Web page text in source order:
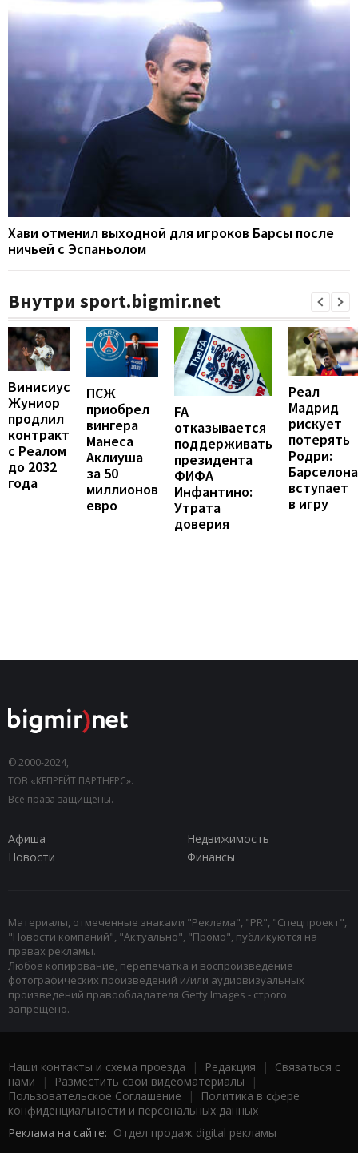
Хави отменил выходной для игроков Барсы после
ничьей с Эспаньолом
Внутри sport.bigmir.net
Винисиус
Жуниор
продлил
контракт
с Реалом
до 2032
года
ПСЖ
приобрел
вингера
Манеса
Аклиуша
за 50
миллионов
евро
FA
отказывается
поддерживать
президента
ФИФА
Инфантино:
Утрата
доверия
Реал
Мадрид
рискует
потерять
Родри:
Барселона
вступает
в игру
© 2000-2024,
ТОВ «КЕПРЕЙТ ПАРТНЕРС».
Все права защищены.
Афиша
Недвижимость
Новости
Финансы
Материалы, отмеченные знаками "Реклама", "PR", "Спецпроект",
"Новости компаний", "Актуально", "Промо", публикуются на
правах рекламы.
Любое копирование, перепечатка и воспроизведение
фотографических произведений и/или аудиовизуальных
произведений правообладателя Getty Images - строго
запрещено.
Наши контакты и схема проезда | Редакция | Связаться с
нами | Разместить свои видеоматериалы |
Пользовательское Соглашение |
Политика в сфере
конфиденциальности и персональных данных
Реклама на сайте: Отдел продаж digital рекламы